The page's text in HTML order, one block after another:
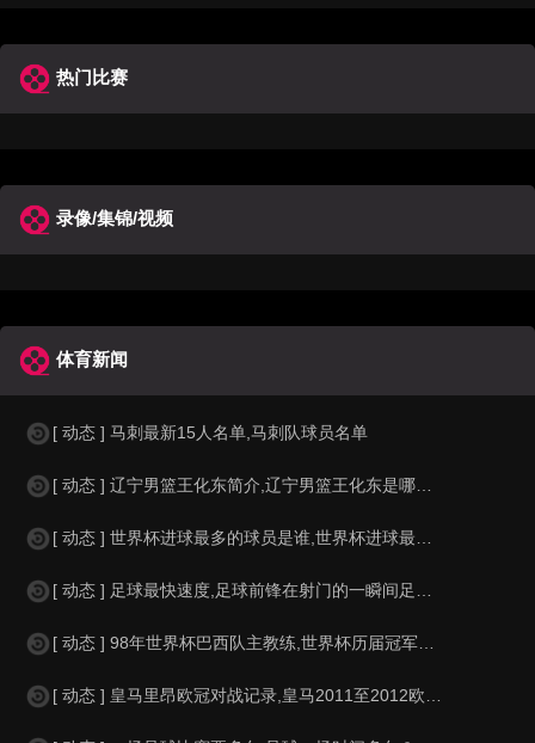
热门比赛
录像/集锦/视频
体育新闻
[ 动态 ] 马刺最新15人名单,马刺队球员名单
[ 动态 ] 辽宁男篮王化东简介,辽宁男篮王化东是哪里人？
[ 动态 ] 世界杯进球最多的球员是谁,世界杯进球最多的球员是谁？
[ 动态 ] 足球最快速度,足球前锋在射门的一瞬间足球的速度有多快？？
[ 动态 ] 98年世界杯巴西队主教练,世界杯历届冠军球队教练
[ 动态 ] 皇马里昂欧冠对战记录,皇马2011至2012欧冠赛程&nbs